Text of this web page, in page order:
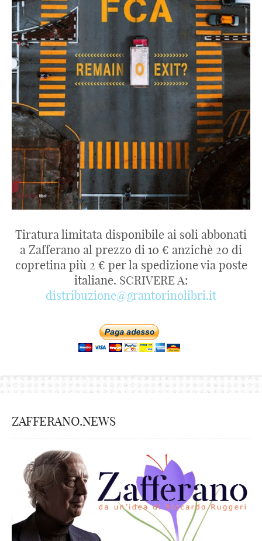
Tiratura limitata disponibile ai soli abbonati
a Zafferano al prezzo di 10 € anzichè 20 di
copretina più 2 € per la spedizione via poste
italiane. SCRIVERE A:
distribuzione@grantorinolibri.it
ZAFFERANO.NEWS